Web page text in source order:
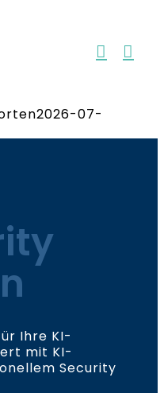
2026-07-
Ihre KI-
mit KI-
Security